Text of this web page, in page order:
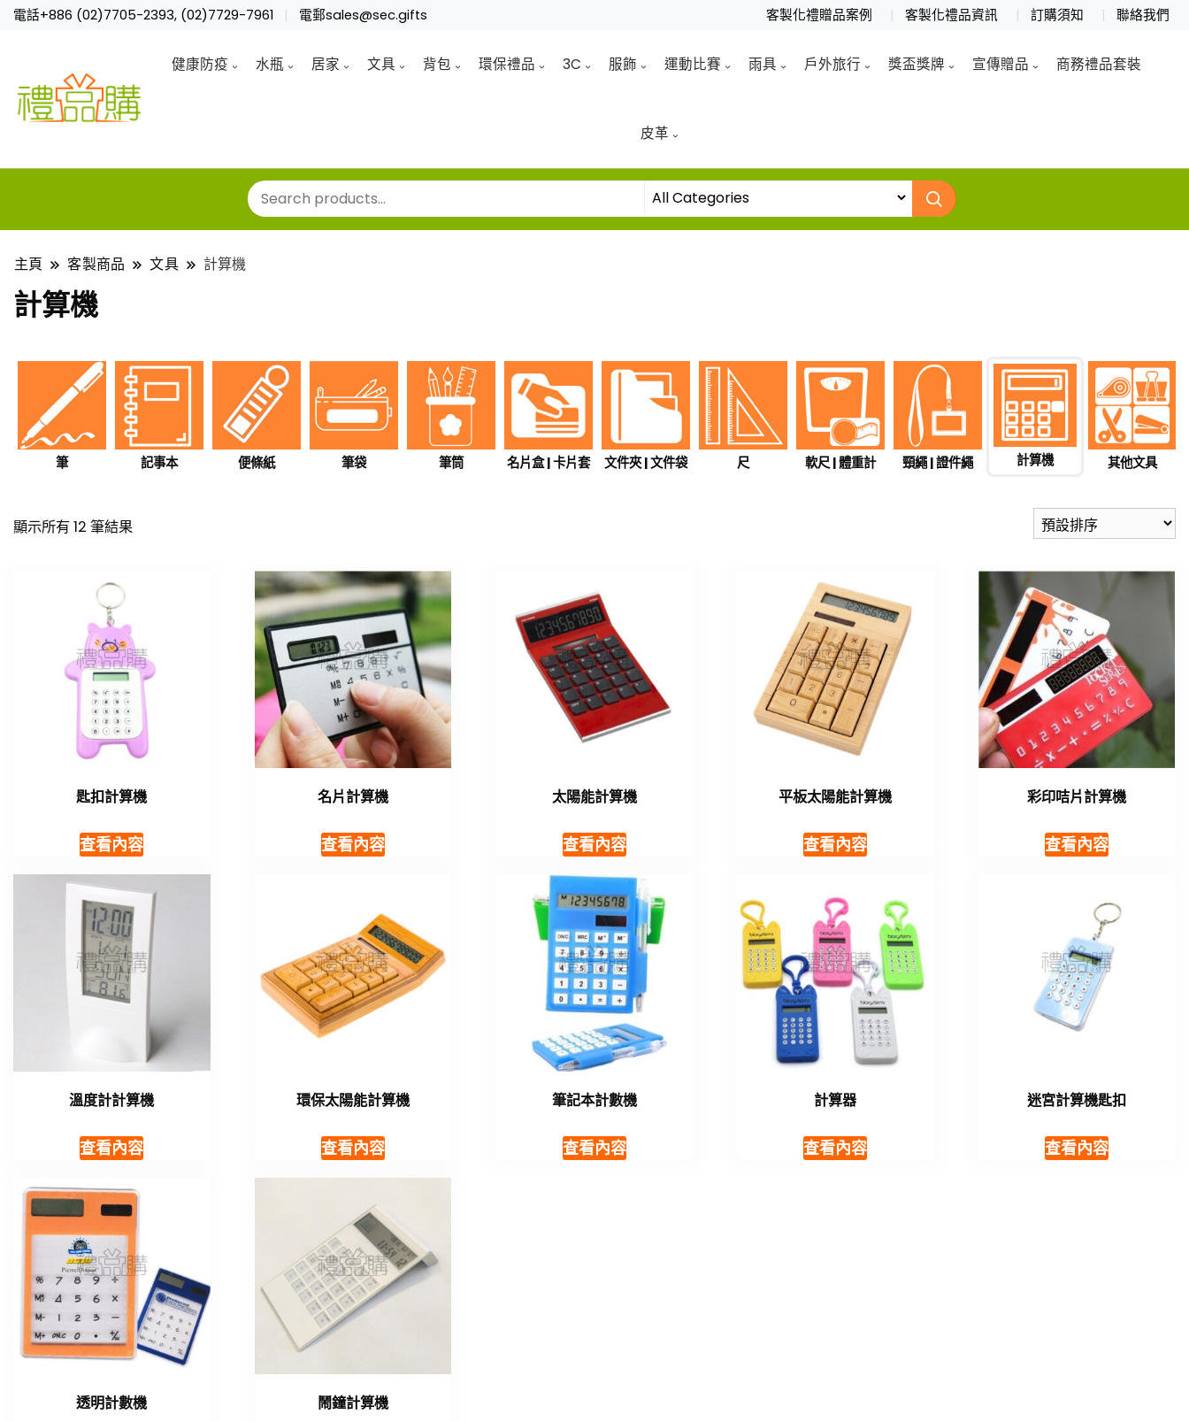
電話+886 (02)7705-2393, (02)7729-7961 電郵sales@sec.gifts 客製化禮贈品案例 客製化禮品資訊 訂購須知 聯絡我們
健康防疫 水瓶 居家 文具 背包 環保禮品 3C 服飾 運動比賽 雨具 戶外旅行 獎盃獎牌 宣傳贈品 商務禮品套裝
皮革
主頁 客製商品 文具 計算機
計算機
筆 記事本 便條紙 筆袋 筆筒 名片盒 | 卡片套 文件夾 | 文件袋 尺 軟尺 | 體重計 頸繩 | 證件繩 計算機 其他文具
顯示所有 12 筆結果
匙扣計算機
查看內容
名片計算機
查看內容
太陽能計算機
查看內容
平板太陽能計算機
查看內容
彩印咭片計算機
查看內容
溫度計計算機
查看內容
環保太陽能計算機
查看內容
筆記本計數機
查看內容
計算器
查看內容
迷宮計算機匙扣
查看內容
透明計數機 鬧鐘計算機